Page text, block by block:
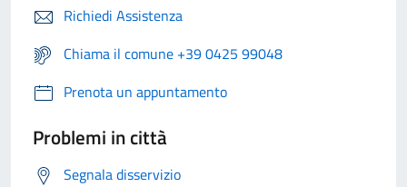
Richiedi Assistenza
Chiama il comune +39 0425 99048
Prenota un appuntamento
Problemi in città
Segnala disservizio